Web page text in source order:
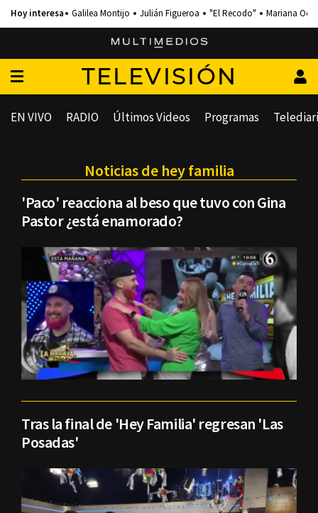
Galilea Montijo Julián Figueroa "El Recodo" Mariana
TELEVISIÓN
EN VIVO RADIO Últimos Videos Programas
Noticias de hey familia
'Paco' reacciona al beso que tuvo con Gina
Pastor ¿está enamorado?
Tras la final de 'Hey Familia' regresan 'Las
Posadas'